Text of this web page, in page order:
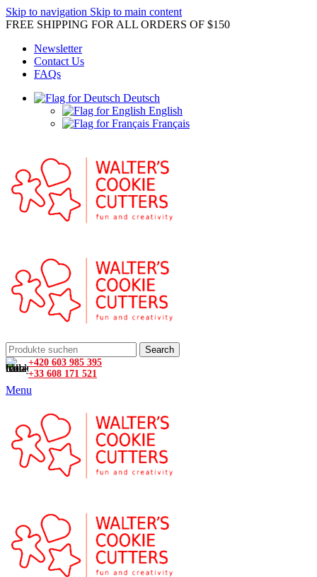
Skip to navigation Skip to main content
FREE SHIPPING FOR ALL ORDERS OF $150
Newsletter
Contact Us
FAQs
Deutsch
English
Français
Search
+420 603 985 395
+33 608 171 521
Menu